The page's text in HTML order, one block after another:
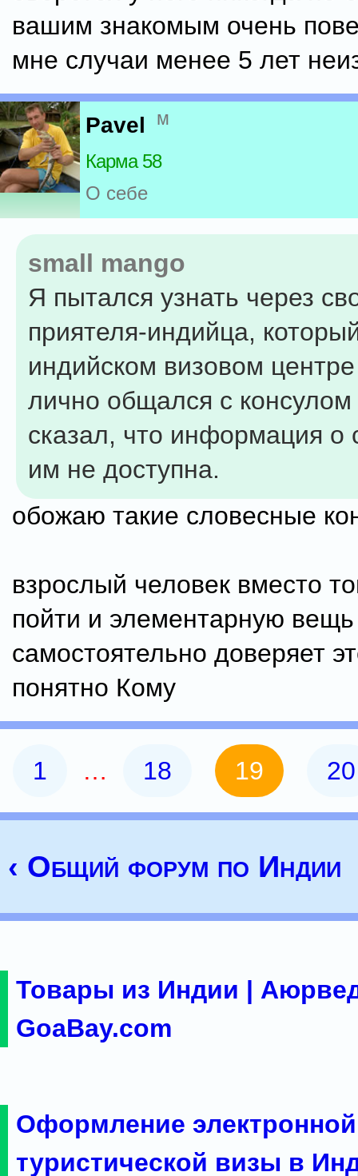
вашим знакомым очень
мне случаи менее 5 лет
Pavel м
Карма 58
О себе
small mango
Я пытался узнать через
приятеля-индийца,
индийском визовом
лично общался с консулом
сказал, что информация о
им не доступна.
обожаю такие словесные
взрослый человек вместо
пойти и элементарную вещь
самостоятельно доверяет
понятно Кому
1 … 18 19 20
‹ Общий форум по Индии
Товары из Индии |
GoaBay.com
Оформление электронной
туристической визы в